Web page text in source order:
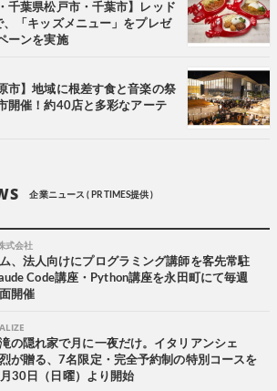
千葉県松戸市・千葉市】レッド
、「キッズメニュー」をプレゼ
ーンを実施
市】地域に根差す食と音楽の祭
開催！約40店と多彩なアーテ
企業ニュース ( PR TIMES提供 )
式会社
、法人向けにプログラミング講師を客先常駐
Code講座・Python講座を永田町にて毎週
開催
の隠れ家で月に一夜だけ。イタリアンシェ
が贈る、7名限定・完全予約制の特別コースを
30日（日曜）より開始